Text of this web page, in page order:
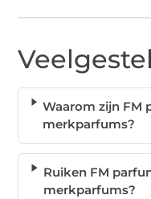
Waarom zijn FM
merkparfums?
Ruiken FM
merkparfums?